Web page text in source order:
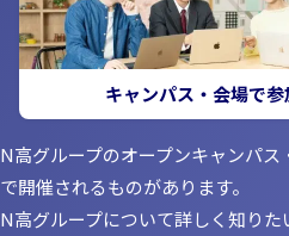
キャンパス・会場で参
N高グループのオープンキャンパ
で開催されるものがあります。
N高グループについて詳しく知り